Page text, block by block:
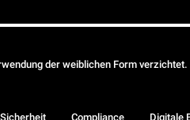
der weiblichen Form
Sicherheit Compliance Digitale